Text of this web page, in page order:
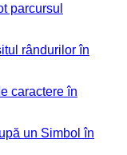
parcursul
rândurilor în
caractere în
un Simbol în